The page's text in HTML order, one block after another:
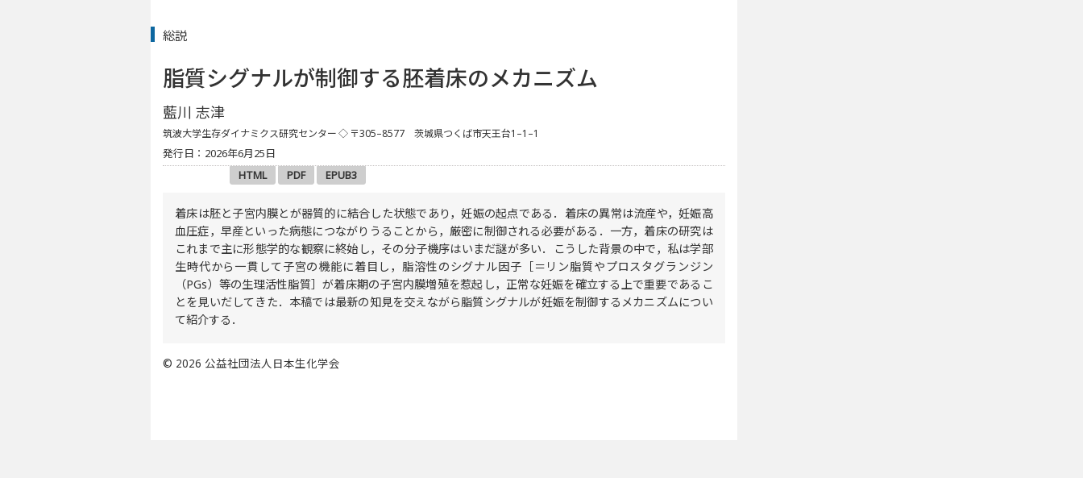
総説
脂質シグナルが制御する胚着床のメカニズム
藍川 志津
筑波大学生存ダイナミクス研究センター◇ 〒305–8577 茨城県つくば市天王台1–1–1
発行日：2026年6月25日
HTML
PDF EPUB3
着床は胚と子宮内膜とが器質的に結合した状態であり，妊娠の起点である．着床の異常は流産や，妊娠高
血圧症，早産といった病態につながりうることから，厳密に制御される必要がある．一方，着床の研究は
これまで主に形態学的な観察に終始し，その分子機序はいまだ謎が多い．こうした背景の中で，私は学部
生時代から一貫して子宮の機能に着目し，脂溶性のシグナル因子［＝リン脂質やプロスタグランジン
（PGs）等の生理活性脂質］が着床期の子宮内膜増殖を惹起し，正常な妊娠を確立する上で重要であるこ
とを見いだしてきた．本稿では最新の知見を交えながら脂質シグナルが妊娠を制御するメカニズムについ
て紹介する．
© 2026 公益社団法人日本生化学会